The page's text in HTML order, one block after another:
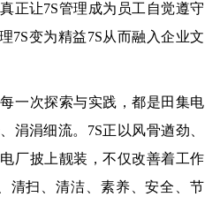
正让7S管理成为员工自觉遵守
7S变为精益7S从而融入企业文
次探索与实践，都是田集电
涓涓细流。 7S正以风骨遒劲、
厂披上靓装，不仅改善着工作
清扫、清洁、素养、安全、节